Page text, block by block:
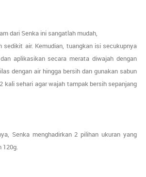
dari Senka ini sangatlah mudah,
sedikit air. Kemudian, tuangkan isi secukupnya
aplikasikan secara merata diwajah dengan
dengan air hingga bersih dan gunakan sabun
kali sehari agar wajah tampak bersih sepanjang
Senka menghadirkan 2 pilihan ukuran yang
120g.